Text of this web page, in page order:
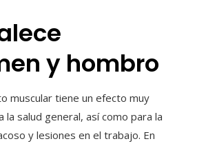
y hombro
muscular tiene un efecto muy
la salud general, así como para la
y lesiones en el trabajo. En